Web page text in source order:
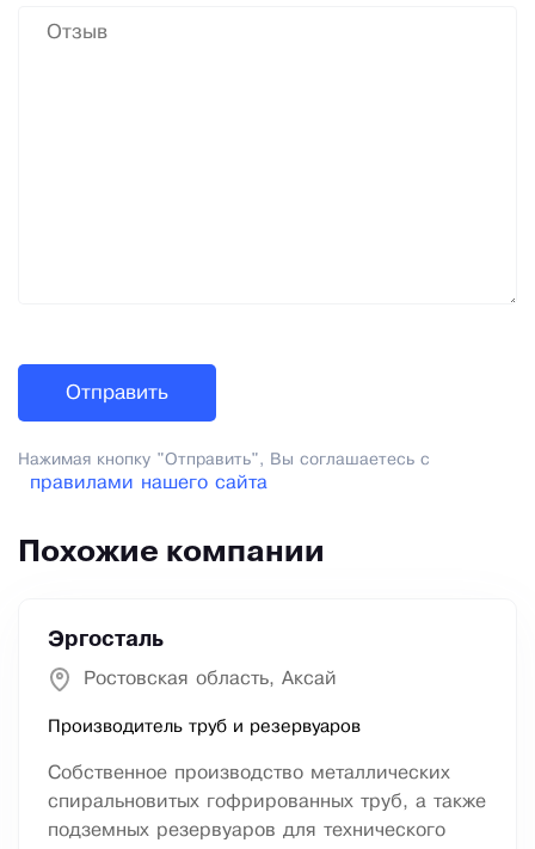
Нажимая кнопку "Отправить", Вы соглашаетесь с
правилами нашего сайта
Похожие компании
Эргосталь
Ростовская область, Аксай
Производитель труб и резервуаров
Собственное производство металлических
спиральновитых гофрированных труб, а также
подземных резервуаров для технического